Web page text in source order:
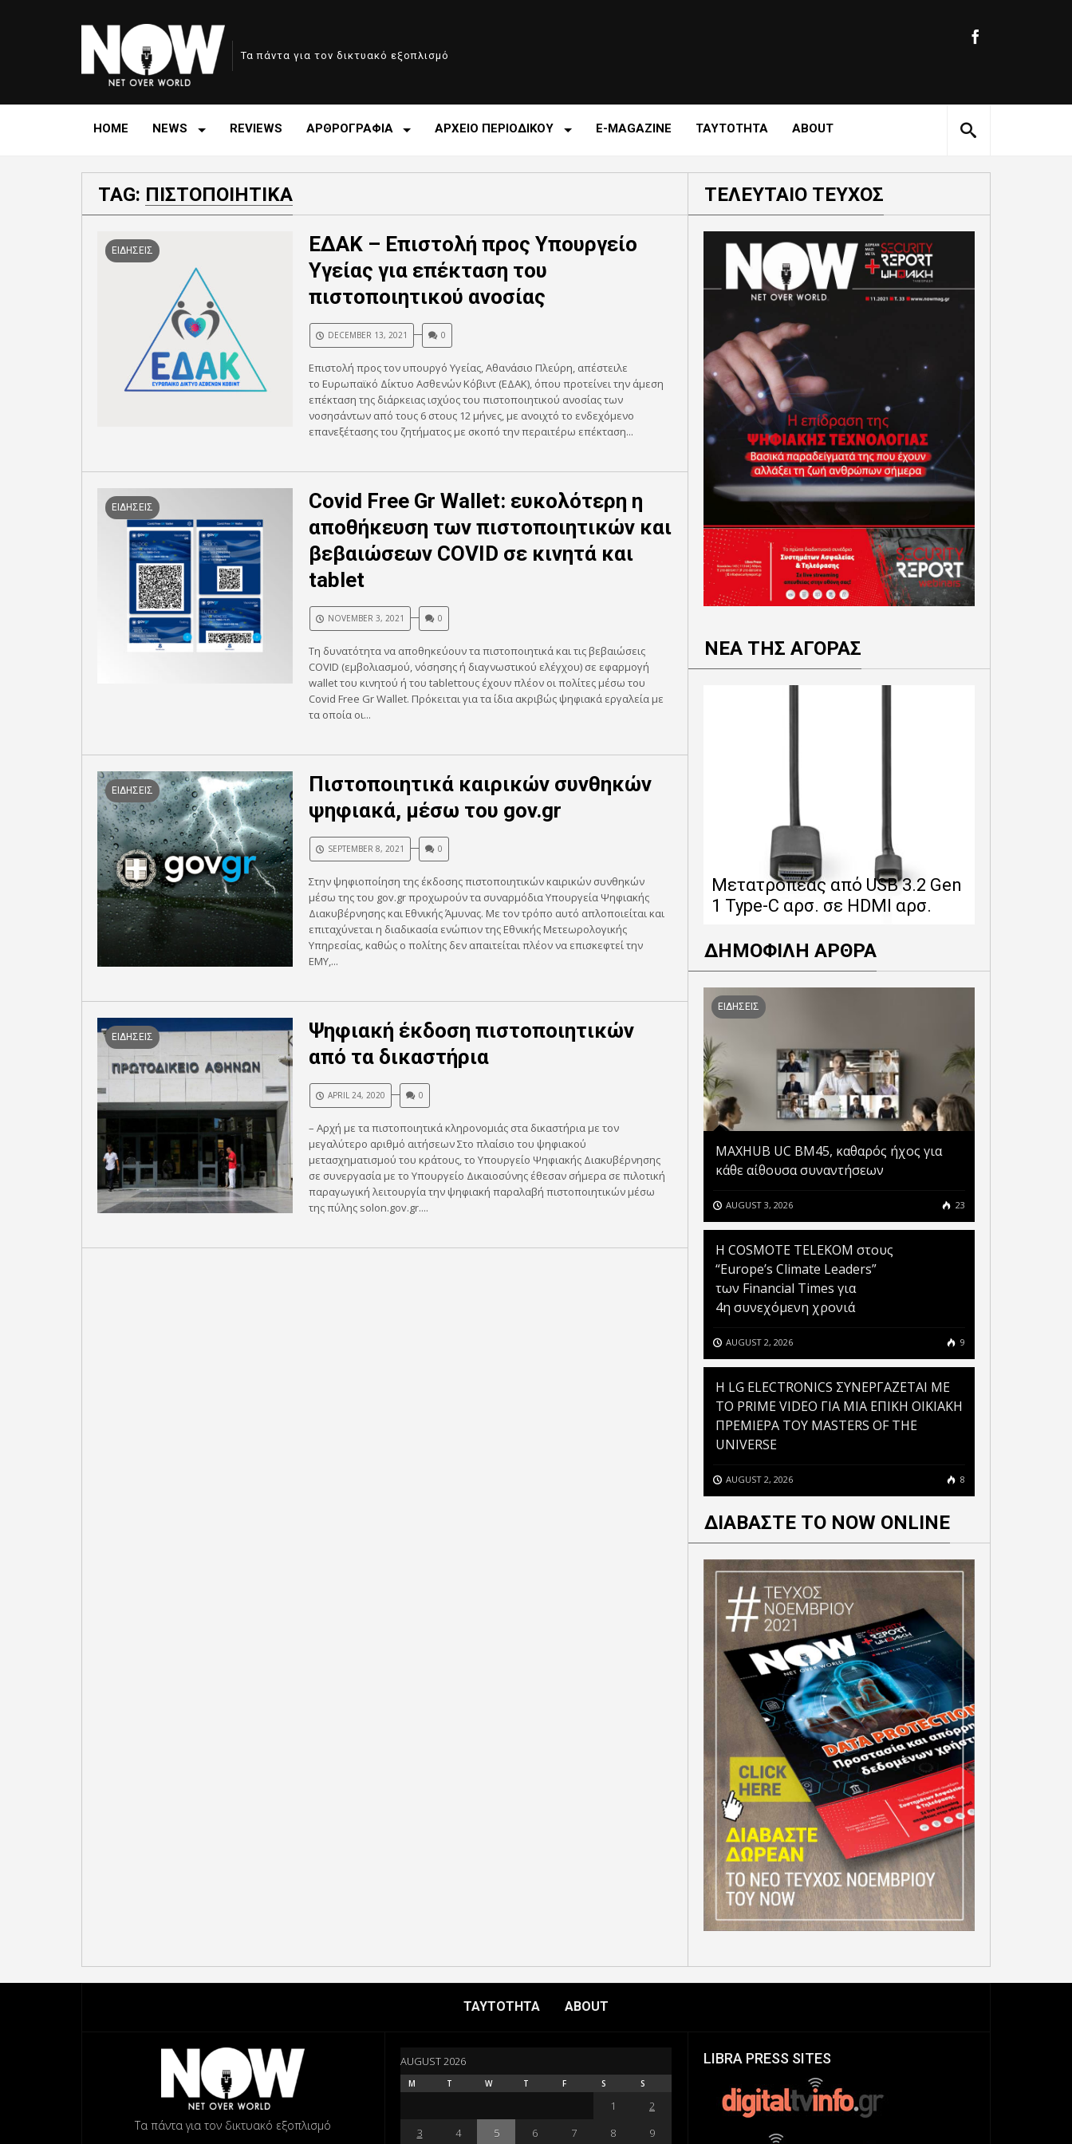
Τα πάντα για τον δικτυακό εξοπλισμό
HOME NEWS REVIEWS ΑΡΘΡΟΓΡΑΦΙΑ ΑΡΧΕΙΟ ΠΕΡΙΟΔΙΚΟΥ E-MAGAZINE ΤΑΥΤΟΤΗΤΑ ABOUT
TAG: ΠΙΣΤΟΠΟΙΗΤΙΚΑ
ΕΙΔΗΣΕΙΣ
ΕΔΑΚ – Επιστολή προς Υπουργείο
Υγείας για επέκταση του
πιστοποιητικού ανοσίας
DECEMBER 13, 2021 0
Επιστολή προς τον υπουργό Υγείας, Αθανάσιο Πλεύρη, απέστειλε
το Ευρωπαϊκό Δίκτυο Ασθενών Κόβιντ (ΕΔΑΚ), όπου προτείνει την άμεση
επέκταση της διάρκειας ισχύος του πιστοποιητικού ανοσίας των
νοσησάντων από τους 6 στους 12 μήνες, με ανοιχτό το ενδεχόμενο
επανεξέτασης του ζητήματος με σκοπό την περαιτέρω επέκταση...
ΕΙΔΗΣΕΙΣ
Covid Free Gr Wallet: ευκολότερη η
αποθήκευση των πιστοποιητικών και
βεβαιώσεων COVID σε κινητά και
tablet
NOVEMBER 3, 2021 0
Τη δυνατότητα να αποθηκεύουν τα πιστοποιητικά και τις βεβαιώσεις
COVID (εμβολιασμού, νόσησης ή διαγνωστικού ελέγχου) σε εφαρμογή
wallet του κινητού ή του tabletτους έχουν πλέον οι πολίτες μέσω του
Covid Free Gr Wallet. Πρόκειται για τα ίδια ακριβώς ψηφιακά εργαλεία με
τα οποία οι...
ΕΙΔΗΣΕΙΣ
Πιστοποιητικά καιρικών συνθηκών
ψηφιακά, μέσω του gov.gr
SEPTEMBER 8, 2021 0
Στην ψηφιοποίηση της έκδοσης πιστοποιητικών καιρικών συνθηκών
μέσω της του gov.gr προχωρούν τα συναρμόδια Υπουργεία Ψηφιακής
Διακυβέρνησης και Εθνικής Άμυνας. Με τον τρόπο αυτό απλοποιείται και
επιταχύνεται η διαδικασία ενώπιον της Εθνικής Μετεωρολογικής
Υπηρεσίας, καθώς ο πολίτης δεν απαιτείται πλέον να επισκεφτεί την
ΕΜΥ,...
ΕΙΔΗΣΕΙΣ
Ψηφιακή έκδοση πιστοποιητικών
από τα δικαστήρια
APRIL 24, 2020 0
– Αρχή με τα πιστοποιητικά κληρονομιάς στα δικαστήρια με τον
μεγαλύτερο αριθμό αιτήσεων Στο πλαίσιο του ψηφιακού
μετασχηματισμού του κράτους, το Υπουργείο Ψηφιακής Διακυβέρνησης
σε συνεργασία με το Υπουργείο Δικαιοσύνης έθεσαν σήμερα σε πιλοτική
παραγωγική λειτουργία την ψηφιακή παραλαβή πιστοποιητικών μέσω
της πύλης solon.gov.gr....
ΤΕΛΕΥΤΑΙΟ ΤΕΥΧΟΣ
ΝΕΑ ΤΗΣ ΑΓΟΡΑΣ
Μετατροπέας από USB 3.2 Gen
1 Type-C αρσ. σε HDMI αρσ.
ΔΗΜΟΦΙΛΗ ΑΡΘΡΑ
ΕΙΔΗΣΕΙΣ
MAXHUB UC BM45, καθαρός ήχος για
κάθε αίθουσα συναντήσεων
AUGUST 3, 2026 23
Η COSMOTE TELEKOM στους
“Europe’s Climate Leaders”
των Financial Times για
4η συνεχόμενη χρονιά
AUGUST 2, 2026 9
H LG ELECTRONICS ΣΥΝΕΡΓΑΖΕΤΑΙ ΜΕ
ΤΟ PRIME VIDEO ΓΙΑ ΜΙΑ ΕΠΙΚΗ ΟΙΚΙΑΚΗ
ΠΡΕΜΙΕΡΑ ΤΟΥ MASTERS OF THE
UNIVERSE
AUGUST 2, 2026 8
ΔΙΑΒΑΣΤΕ ΤΟ NOW ONLINE
ΤΑΥΤΟΤΗΤΑ ABOUT
Τα πάντα για τον δικτυακό εξοπλισμό
AUGUST 2026
M T W T F S S
1
2
3
4 5 6 7 8 9
LIBRA PRESS SITES